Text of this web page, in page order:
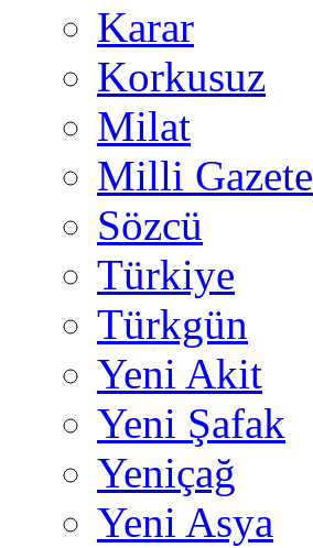
Karar
Korkusuz
Milat
Milli Gazete
Sözcü
Türkiye
Türkgün
Yeni Akit
Yeni Şafak
Yeniçağ
Yeni Asya